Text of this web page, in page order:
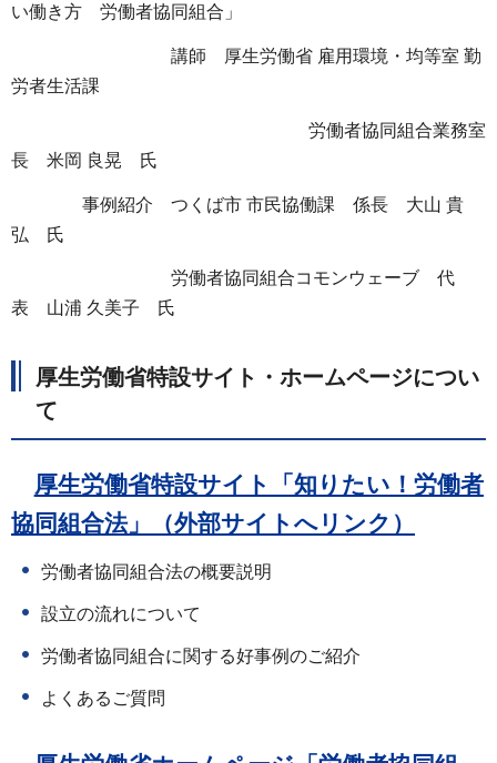
い働き方 労働者協同組合」
講師 厚生労働省 雇用環境・均等室 勤
労者生活課
労働者協同組合業務室
長 米岡 良晃 氏
事例紹介 つくば市 市民協働課 係長 大山 貴
弘 氏
労働者協同組合コモンウェーブ 代
表 山浦 久美子 氏
厚生労働省特設サイト・ホームページについ
て
厚生労働省特設サイト「知りたい！労働者
協同組合法」（外部サイトへリンク）
労働者協同組合法の概要説明
設立の流れについて
労働者協同組合に関する好事例のご紹介
よくあるご質問